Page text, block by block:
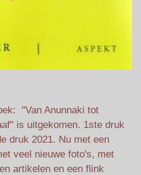
"Van Anunnaki tot
is uitgekomen. 1ste druk
druk 2021. Nu met een
veel nieuwe foto's, met
artikelen en een flink